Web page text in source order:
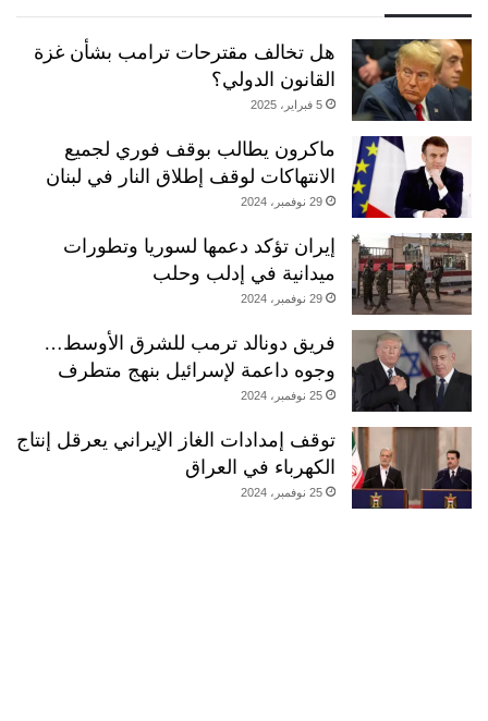
هل تخالف مقترحات ترامب بشأن غزة
القانون الدولي؟
5 فبراير، 2025
ماكرون يطالب بوقف فوري لجميع
الانتهاكات لوقف إطلاق النار في لبنان
29 نوفمبر، 2024
إيران تؤكد دعمها لسوريا وتطورات
ميدانية في إدلب وحلب
29 نوفمبر، 2024
فريق دونالد ترمب للشرق الأوسط…
وجوه داعمة لإسرائيل بنهج متطرف
25 نوفمبر، 2024
توقف إمدادات الغاز الإيراني يعرقل إنتاج
الكهرباء في العراق
25 نوفمبر، 2024